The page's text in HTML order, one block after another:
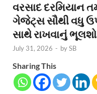
વરસાદ દરમિયાન
ગેજેટ્સ સૌથી વધુ
સાથે રાખવાનું
July 31, 2026 - bySB
Sharing This